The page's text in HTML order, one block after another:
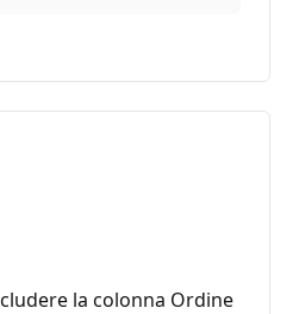
la colonna Ordine